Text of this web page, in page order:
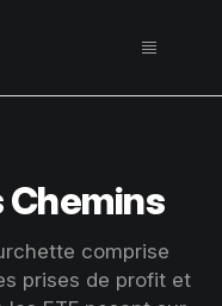
Chemins
comprise
prises de profit et